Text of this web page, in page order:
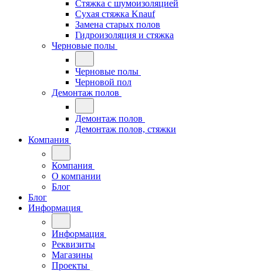
Стяжка с шумоизоляцией
Сухая стяжка Knauf
Замена старых полов
Гидроизоляция и стяжка
Черновые полы
Черновые полы
Черновой пол
Демонтаж полов
Демонтаж полов
Демонтаж полов, стяжки
Компания
Компания
О компании
Блог
Блог
Информация
Информация
Реквизиты
Магазины
Проекты